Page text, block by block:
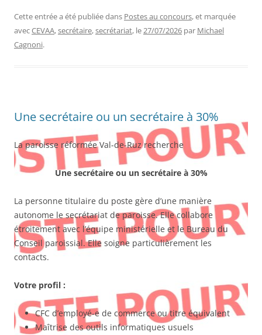
Cette entrée a été publiée dans Postes au concours, et marquée
avecCEVAA,secrétaire,secrétariat, le27/07/2026 par Michael
Cagnoni.
Une secrétaire ou un secrétaire à 30%
La paroisse réformée Val-de-Ruz recherche
Une secrétaire ou un secrétaire à 30%
La personne titulaire du poste gère d’une manière
autonome le secrétariat de paroisse. Elle collabore
étroitement avec l’équipe ministérielle et le Bureau du
Conseil paroissial. Elle soigne particulièrement les
contacts.
Votre profil :
CFC d’employé-e de commerce ou titre équivalent
Maîtrise des outils informatiques usuels